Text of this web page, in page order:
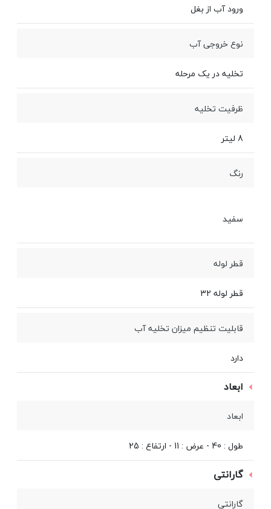
ورود آب از بغل
نوع خروجی آب
تخلیه در یک مرحله
ظرفیت تخلیه
8 لیتر
رنگ
سفید
قطر لوله
قطر لوله 32
قابلیت تنظیم میزان تخلیه آب
دارد
ابعاد
ابعاد
طول : 40 - عرض : 11 - ارتفاع : 25
گارانتی
گارانتی